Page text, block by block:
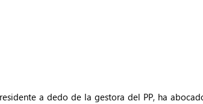
a dedo de la gestora del PP, ha